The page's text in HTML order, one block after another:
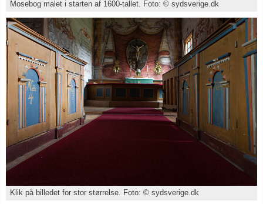
Mosebog malet i starten af 1600-tallet. Foto: © sydsverige.dk
Klik på billedet for stor størrelse. Foto: © sydsverige.dk